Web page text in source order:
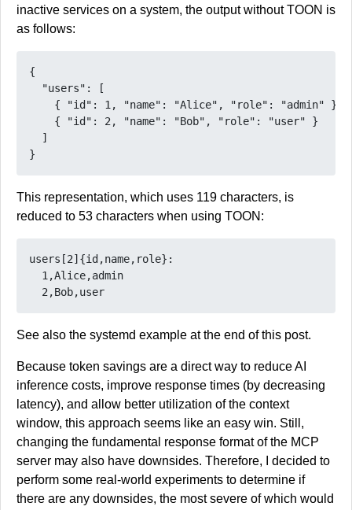
charla ¡Hablemos! Bloqueo de anuncios, anti-
tracking, anonimización que se celebrará hoy 27 de
organizada por GNU/Linux València
por el fin de Windows 10! – nueva charla
organizada por GNU/Linux València
Organizada por la asociación sin ánimo de lucro
charla «¡Libera tu ordenador/móvil con nosotros!
más: ¡Libera tu ordenador/móvil con nosotros!
¡Campaña por el fin de Windows 10! – nueva
charla organizada por GNU/Linux València
inactive services on a system, the output without TOON is
as follows:
{
"users" :
[
{
"id" : 1 , "name" : "Alice" , "role" : "admin"
},
{
"id" : 2 , "name" : "Bob" , "role" : "user"
}
]
}
This representation, which uses 119 characters, is
reduced to 53 characters when using TOON:
users[2]{id,name,role}:
  1,Alice,admin
See also the systemd example at the end of this post.
Because token savings are a direct way to reduce AI
inference costs, improve response times (by decreasing
latency), and allow better utilization of the context
window, this approach seems like an easy win. Still,
changing the fundamental response format of the MCP
server may also have downsides. Therefore, I decided to
perform some real-world experiments to determine if
there are any downsides, the most severe of which would